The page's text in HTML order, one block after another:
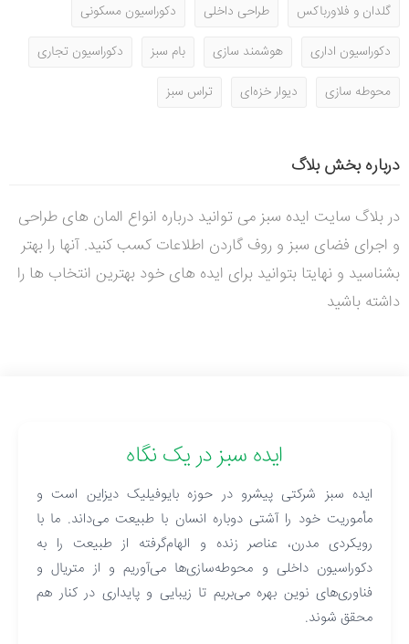
گلدان و فلاورباکس طراحی داخلی
دکوراسیون مسکونی
دکوراسیون اداری
هوشمند سازی بام سبز
دکوراسیون تجاری
محوطه سازی
دیوار خزه‌ای تراس سبز
درباره بخش بلاگ
در بلاگ سایت ایده سبز می توانید درباره انواع المان های طراحی
و اجرای فضای سبز و روف گاردن اطلاعات کسب کنید. آنها را بهتر
بشناسید و نهایتا بتوانید برای ایده های خود بهترین انتخاب ها را
داشته باشید
ایده سبز در یک نگاه
ایده سبز شرکتی پیشرو در حوزه بایوفیلیک دیزاین است و
مأموریت خود را آشتی دوباره انسان با طبیعت می‌داند. ما با
رویکردی مدرن، عناصر زنده و الهام‌گرفته از طبیعت را به
دکوراسیون داخلی و محوطه‌سازی‌ها می‌آوریم و از متریال و
فناوری‌های نوین بهره می‌بریم تا زیبایی و پایداری در کنار هم
محقق شوند.